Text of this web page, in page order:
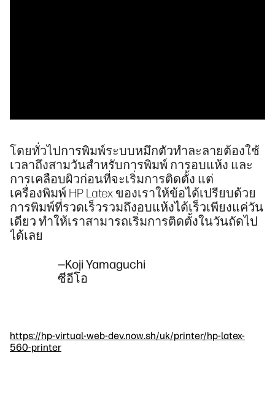
โดยทั่วไปการพิมพ์ระบบหมึกตัวทำละลายต้องใช้
เวลาถึงสามวันสำหรับการพิมพ์ การอบแห้ง และ
การเคลือบผิวก่อนที่จะเริ่มการติดตั้ง แต่
เครื่องพิมพ์ HP Latex ของเราให้ข้อได้เปรียบด้วย
การพิมพ์ที่รวดเร็วรวมถึงอบแห้งได้เร็วเพียงแค่วัน
เดียว ทำให้เราสามารถเริ่มการติดตั้งในวันถัดไป
ได้เลย
—Koji Yamaguchi
ซีอีโอ
https://hp-virtual-web-dev.now.sh/uk/printer/hp-latex-
560-printer